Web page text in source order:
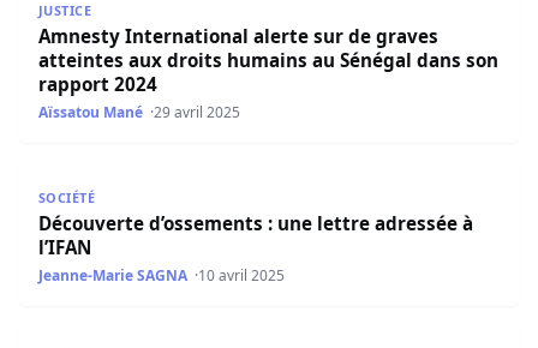
JUSTICE
Amnesty International alerte sur de graves
atteintes aux droits humains au Sénégal dans son
rapport 2024
Aïssatou Mané 29 avril 2025
SOCIÉTÉ
Découverte d’ossements : une lettre adressée à
l’IFAN
Jeanne-Marie SAGNA 10 avril 2025